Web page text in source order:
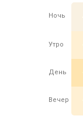
Ночь
Утро
День
Вечер